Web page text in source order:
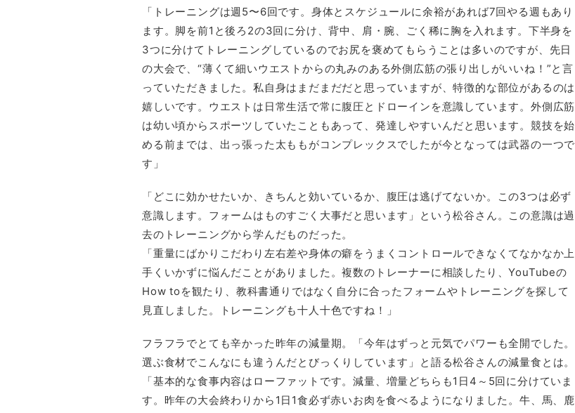
「トレーニングは週5〜6回です。身体とスケジュールに余裕があれば7回やる週もあり
ます。脚を前1と後ろ2の3回に分け、背中、肩・腕、ごく稀に胸を入れます。下半身を
3つに分けてトレーニングしているのでお尻を褒めてもらうことは多いのですが、先日
の大会で、“薄くて細いウエストからの丸みのある外側広筋の張り出しがいいね！”と言
っていただきました。私自身はまだまだだと思っていますが、特徴的な部位があるのは
嬉しいです。ウエストは日常生活で常に腹圧とドローインを意識しています。外側広筋
は幼い頃からスポーツしていたこともあって、発達しやすいんだと思います。競技を始
める前までは、出っ張った太ももがコンプレックスでしたが今となっては武器の一つで
す」
「どこに効かせたいか、きちんと効いているか、腹圧は逃げてないか。この3つは必ず
意識します。フォームはものすごく大事だと思います」という松谷さん。この意識は過
去のトレーニングから学んだものだった。
「重量にばかりこだわり左右差や身体の癖をうまくコントロールできなくてなかなか上
手くいかずに悩んだことがありました。複数のトレーナーに相談したり、YouTubeの
How toを観たり、教科書通りではなく自分に合ったフォームやトレーニングを探して
見直しました。トレーニングも十人十色ですね！」
フラフラでとても辛かった昨年の減量期。「今年はずっと元気でパワーも全開でした。
選ぶ食材でこんなにも違うんだとびっくりしています」と語る松谷さんの減量食とは。
「基本的な食事内容はローファットです。減量、増量どちらも1日4～5回に分けていま
す。昨年の大会終わりから1日1食必ず赤いお肉を食べるようになりました。牛、馬、鹿